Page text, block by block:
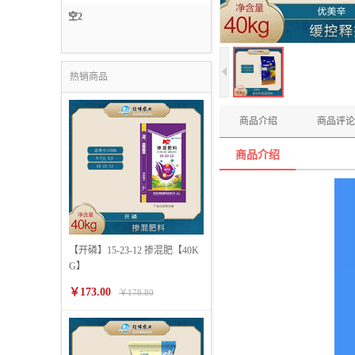
信息技术服务
空2
热销商品
【开磷】15-23-12 掺混肥【40K
G】
￥173.00 ￥178.80
商品介绍 商品评论
商品介绍